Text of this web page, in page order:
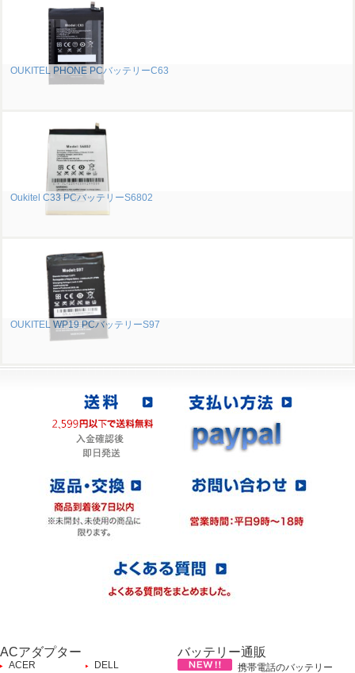
OUKITEL PHONE PCバッテリーC63
Oukitel C33 PCバッテリーS6802
OUKITEL WP19 PCバッテリーS97
ACアダプター
ACER DELL
バッテリー通販
携帯電話のバッテリー